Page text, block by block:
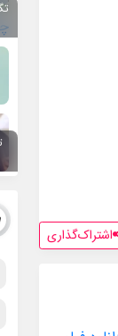
اشتراک‌گذاری